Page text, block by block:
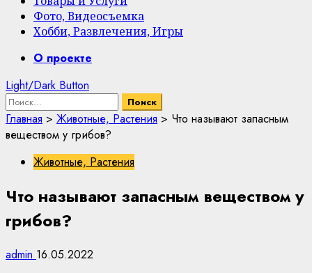
Фото, Видеосъемка
Хобби, Развлечения, Игры
PrimaryО проекте
Light/Dark Button
Найти:
Главная > Животные, Растения > Что называют запасным
веществом у грибов?
Животные, Растения
Что называют запасным веществом у
грибов?
admin 16.05.2022